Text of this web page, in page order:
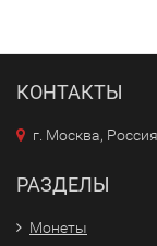
КОНТАКТЫ
г. Москва, Россия
РАЗДЕЛЫ
Монеты